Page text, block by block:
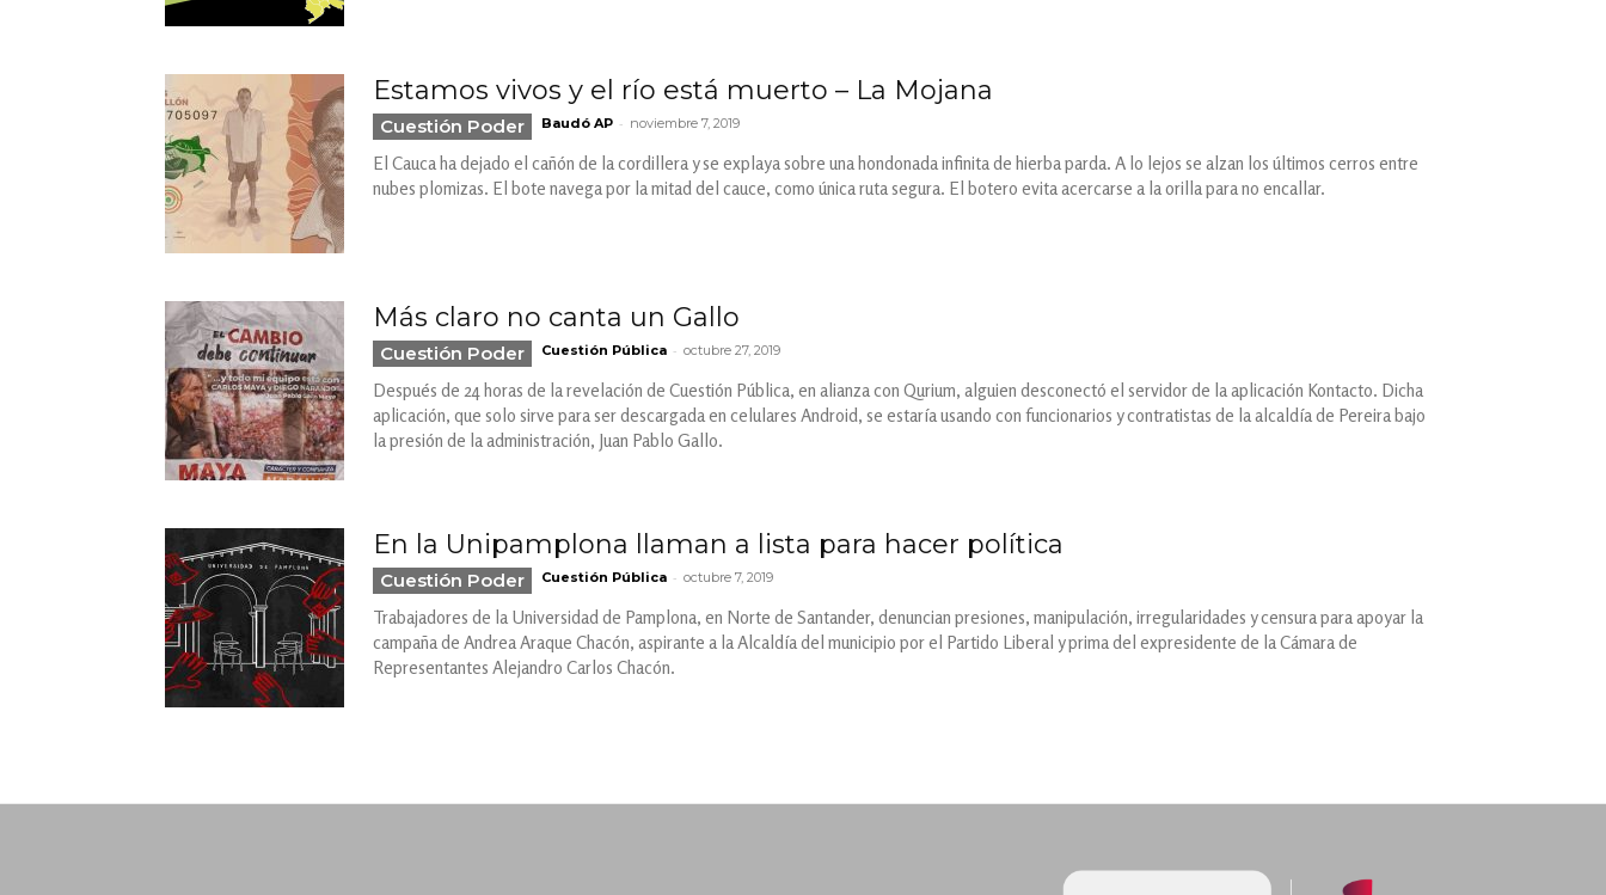
Estamos vivos y el río está muerto – La Mojana
Cuestión Poder Baudó AP - noviembre 7, 2019
El Cauca ha dejado el cañón de la cordillera y se explaya sobre una hondonada infinita de hierba parda. A lo lejos se alzan los últimos cerros entre
nubes plomizas. El bote navega por la mitad del cauce, como única ruta segura. El botero evita acercarse a la orilla para no encallar.
Más claro no canta un Gallo
Cuestión Poder Cuestión Pública - octubre 27, 2019
Después de 24 horas de la revelación de Cuestión Pública, en alianza con Qurium, alguien desconectó el servidor de la aplicación Kontacto. Dicha
aplicación, que solo sirve para ser descargada en celulares Android, se estaría usando con funcionarios y contratistas de la alcaldía de Pereira bajo
la presión de la administración, Juan Pablo Gallo.
En la Unipamplona llaman a lista para hacer política
Cuestión Poder Cuestión Pública - octubre 7, 2019
Trabajadores de la Universidad de Pamplona, en Norte de Santander, denuncian presiones, manipulación, irregularidades y censura para apoyar la
campaña de Andrea Araque Chacón, aspirante a la Alcaldía del municipio por el Partido Liberal y prima del expresidente de la Cámara de
Representantes Alejandro Carlos Chacón.